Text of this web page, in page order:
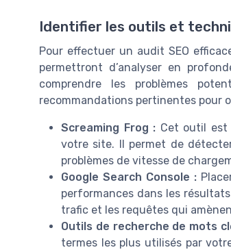
Identifier les outils et
Pour effectuer un audit SEO
permettront d’analyser en
comprendre les problèmes
recommandations pertinentes pour
Screaming Frog : Cet outil est
votre site. Il permet de
problèmes de vitesse de
Google Search Console :
performances dans les
trafic et les requêtes qui
Outils de recherche de mots
termes les plus utilisés par